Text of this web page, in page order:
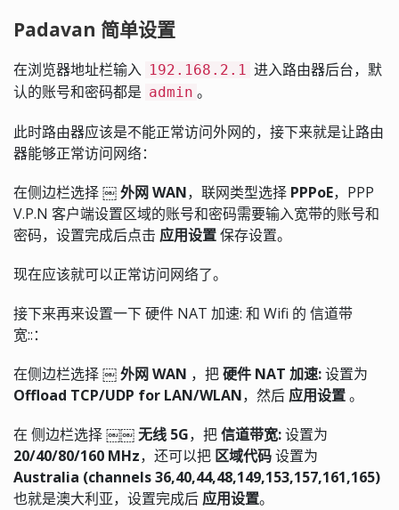
Padavan 简单设置
在浏览器地址栏输入 192.168.2.1 进入路由器后台，默
认的账号和密码都是 admin 。
此时路由器应该是不能正常访问外网的，接下来就是让路由
器能够正常访问网络：
在侧边栏选择￼ 外网 WAN，联网类型选择 PPPoE，PPP
V.P.N 客户端设置区域的账号和密码需要输入宽带的账号和
密码，设置完成后点击 应用设置保存设置。
现在应该就可以正常访问网络了。
接下来再来设置一下 硬件 NAT 加速: 和 Wifi 的 信道带
宽::：
在侧边栏选择￼ 外网 WAN ，把硬件 NAT 加速:设置为
Offload TCP/UDP for LAN/WLAN，然后 应用设置。
在 侧边栏选择￼￼ 无线 5G，把信道带宽:设置为
20/40/80/160 MHz，还可以把 区域代码设置为
Australia (channels 36,40,44,48,149,153,157,161,165)
也就是澳大利亚，设置完成后 应用设置。